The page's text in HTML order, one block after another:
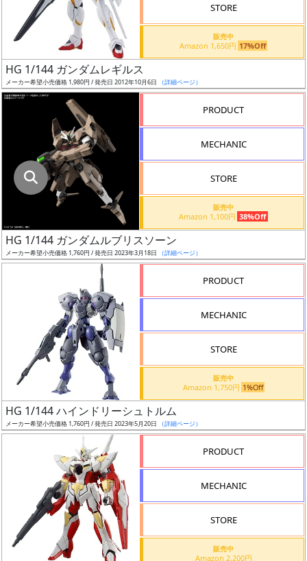
最
安
値
ク
ス
ア
ー
タ
ー
（β）
STORE
販売中
Amazon 1,650円 17%Off
HG 1/144 ガンダムレギルス
メーカー希望小売価格 1,980円 / 発売日 2012年10月6日 （詳細ページ）
PRODUCT
MECHANIC
STORE
販売中
Amazon 1,100円 38%Off
HG 1/144 ガンダムルブリスソーン
メーカー希望小売価格 1,760円 / 発売日 2023年3月18日 （詳細ページ）
PRODUCT
MECHANIC
STORE
販売中
Amazon 1,750円 1%Off
HG 1/144 ハインドリーシュトルム
メーカー希望小売価格 1,760円 / 発売日 2023年5月20日 （詳細ページ）
PRODUCT
MECHANIC
STORE
販売中
Amazon 2,200円